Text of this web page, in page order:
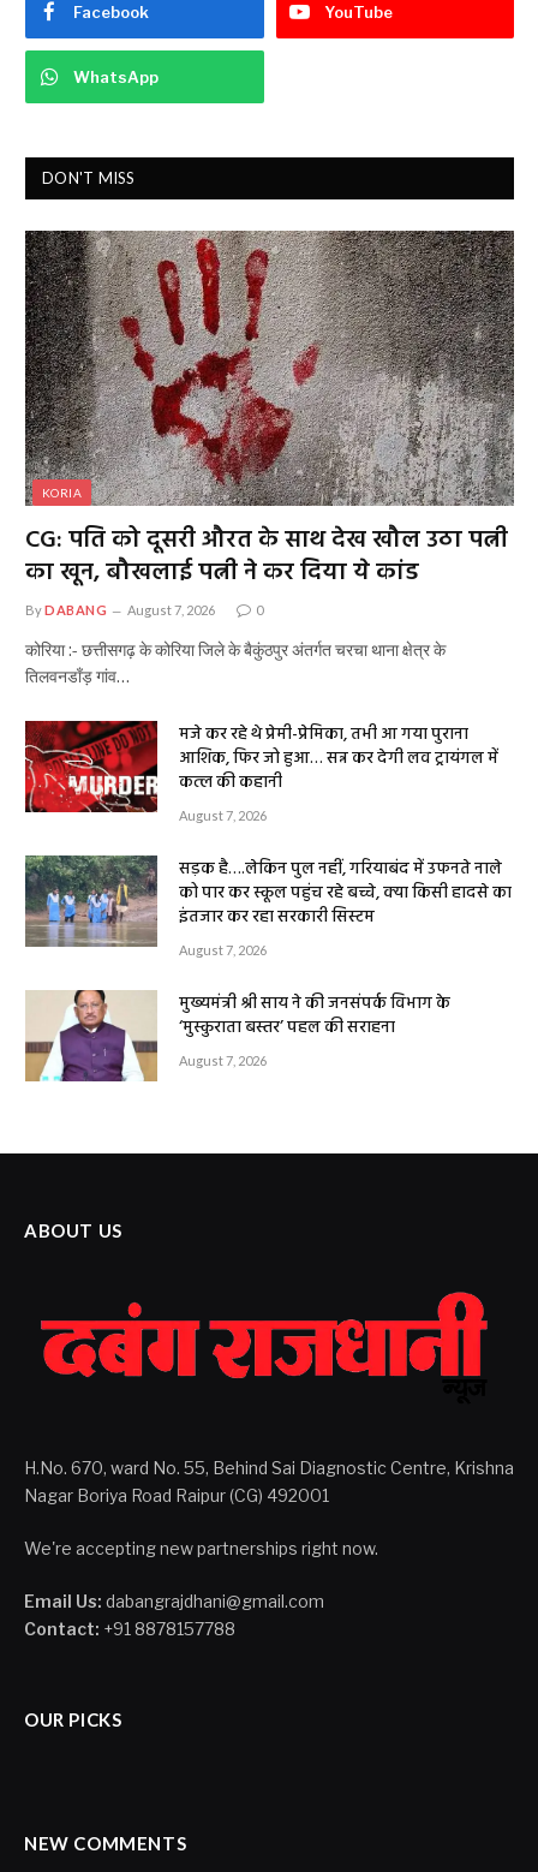
Facebook YouTube
WhatsApp
DON'T MISS
KORIA
CG: पति को दूसरी औरत के साथ देख खौल उठा पत्नी
का खून, बौखलाई पत्नी ने कर दिया ये कांड
ByDABANG August 7, 2026 0
कोरिया :- छत्तीसगढ़ के कोरिया जिले के बैकुंठपुर अंतर्गत चरचा थाना क्षेत्र के
तिलवनडाँड़ गांव…
मजे कर रहे थे प्रेमी-प्रेमिका, तभी आ गया पुराना
आशिक, फिर जो हुआ… सन्न कर देगी लव ट्रायंगल में
कत्ल की कहानी
August 7, 2026
सड़क है….लेकिन पुल नहीं, गरियाबंद में उफनते नाले
को पार कर स्कूल पहुंच रहे बच्चे, क्या किसी हादसे का
इंतजार कर रहा सरकारी सिस्टम
August 7, 2026
मुख्यमंत्री श्री साय ने की जनसंपर्क विभाग के
‘मुस्कुराता बस्तर’ पहल की सराहना
August 7, 2026
ABOUT US
H.No. 670, ward No. 55, Behind Sai Diagnostic Centre, Krishna
Nagar Boriya Road Raipur (CG) 492001
We're accepting new partnerships right now.
Email Us: dabangrajdhani@gmail.com
Contact: +91 8878157788
OUR PICKS
NEW COMMENTS